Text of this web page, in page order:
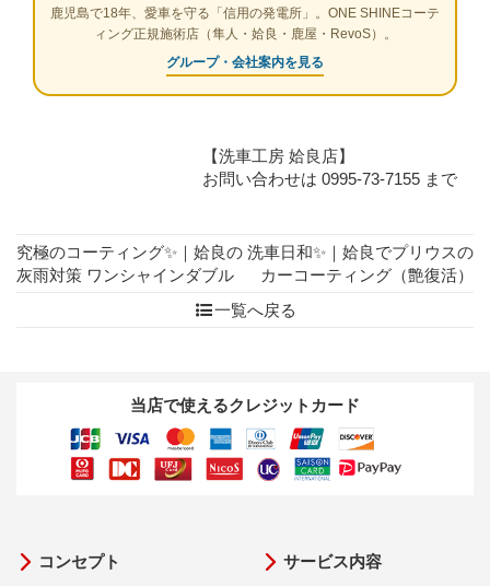
鹿児島で18年、愛車を守る「信用の発電所」。ONE SHINEコーテ
ィング正規施術店（隼人・姶良・鹿屋・RevoS）。
グループ・会社案内を見る
【洗車工房 姶良店】
お問い合わせは 0995-73-7155 まで
究極のコーティング✨️｜姶良の
灰雨対策 ワンシャインダブル
洗車日和✨️｜姶良でプリウスの
カーコーティング（艶復活）
一覧へ戻る
当店で使えるクレジットカード
コンセプト サービス内容